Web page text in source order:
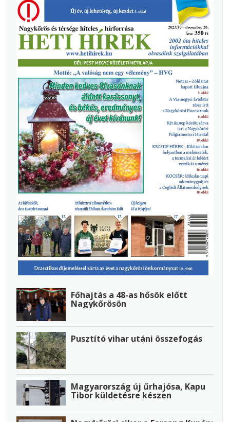
Főhajtás a 48-as hősök előtt
Nagykőrösön
Pusztító vihar utáni összefogás
Magyarország új űrhajósa, Kapu
Tibor küldetésre készen